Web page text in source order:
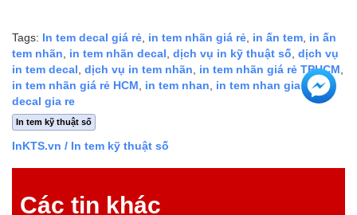
Tags: In tem decal giá rẻ in tem nhãn giá rẻ in ấn tem in ấn
tem nhãn
in tem nhãn decal dịch vụ in kỹ thuật số dịch vụ
in tem decal dịch vụ in tem nhãn in tem nhãn giá rẻ TPHCM
in tem nhãn giá rẻ HCM
in tem nhan in tem nhan gia re,in
decal gia re
In tem kỹ thuật số
InKTS.vn / In tem kỹ thuật số
Các tin khác